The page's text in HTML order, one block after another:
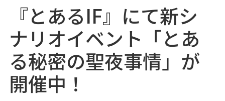
『とあるIF』にて新シ
ナリオイベント「とあ
る秘密の聖夜事情」が
開催中！